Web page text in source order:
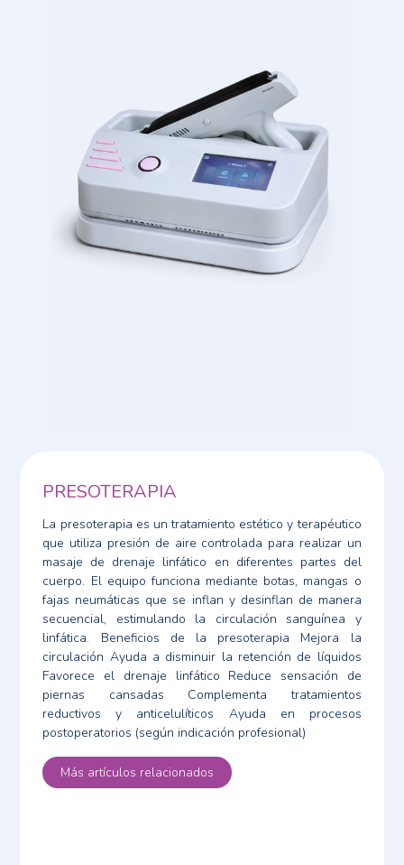
PRESOTERAPIA
La presoterapia es un tratamiento estético y terapéutico
que utiliza presión de aire controlada para realizar un
masaje de drenaje linfático en diferentes partes del
cuerpo. El equipo funciona mediante botas, mangas o
fajas neumáticas que se inflan y desinflan de manera
secuencial, estimulando la circulación sanguínea y
linfática. Beneficios de la presoterapia Mejora la
circulación Ayuda a disminuir la retención de líquidos
Favorece el drenaje linfático Reduce sensación de
piernas cansadas Complementa tratamientos
reductivos y anticelulíticos Ayuda en procesos
postoperatorios (según indicación profesional)
Más artículos relacionados